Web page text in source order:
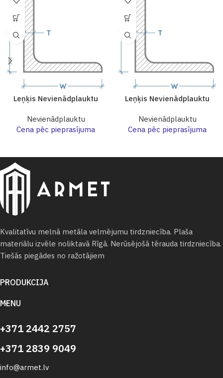
Leņķis Nevienādplauktu
Nevienādplauktu
Cena pēc pieprasījuma
Leņķis Nevienādplauktu
Nevienādplauktu
Cena pēc pieprasījuma
Kvalitatīvu melnā metāla velmējumu tirdzniecība. Plaša
materiālu izvēle noliktavā Rīgā. Nerūsējošā tērauda tirdzniecība.
Tiešās piegādes no ražotājiem
PRODUKCIJA
MENU
+371 2442 2757
+371 2839 9049
info@armet.lv